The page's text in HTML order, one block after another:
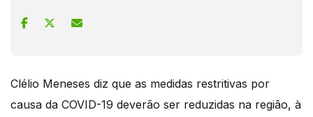
Clélio Meneses diz que as medidas restritivas por
causa da COVID-19 deverão ser reduzidas na região, à